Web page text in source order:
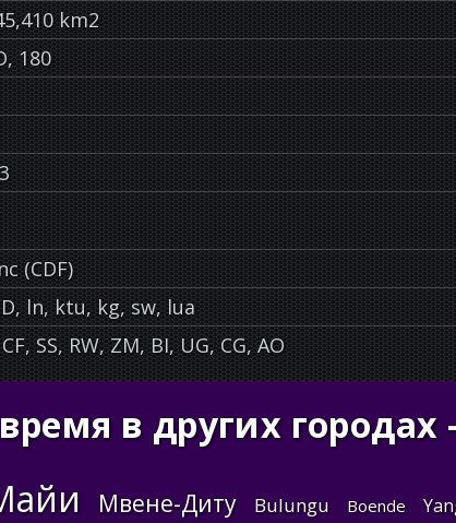
km2
180
(CDF)
ln, ktu, kg, sw, lua
SS, RW, ZM, BI, UG, CG, AO
в других
Мвене-Диту Bulungu Boende